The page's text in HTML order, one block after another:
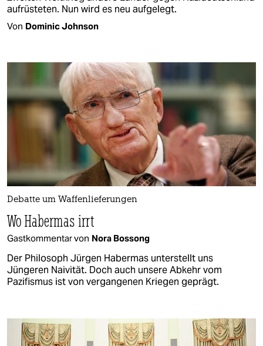
aufrüsteten. Nun wird es neu aufgelegt.
Von Dominic Johnson
Debatte um Waffenlieferungen
Wo Habermas irrt
Gastkommentar von Nora Bossong
Der Philosoph Jürgen Habermas unterstellt uns
Jüngeren Naivität. Doch auch unsere Abkehr vom
Pazifismus ist von vergangenen Kriegen geprägt.